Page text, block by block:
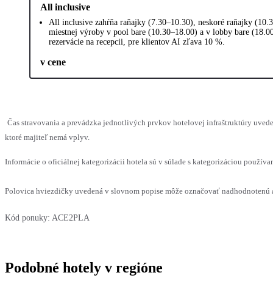
All inclusive
All inclusive zahŕňa raňajky (7.30–10.30), neskoré raňajky
miestnej výroby v pool bare (10.30–18.00) a v lobby bare
rezervácie na recepcii, pre klientov AI zľava 10 %.
v cene
Čas stravovania a prevádzka jednotlivých prvkov hotelovej infraštruktúry
ktoré majiteľ nemá vplyv.
Informácie o oficiálnej kategorizácii hotela sú v súlade s kategorizáciou
Polovica hviezdičky uvedená v slovnom popise môže označovať
Kód ponuky: ACE2PLA
Podobné hotely v regióne